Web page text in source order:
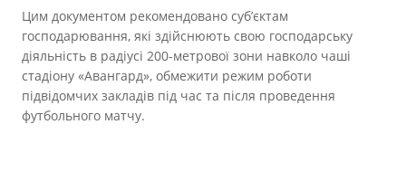
Документи
Цим документом рекомендовано суб’єктам
господарювання, які здійснюють свою господарську
діяльність в радіусі 200-метрової зони навколо чаші
стадіону «Авангард», обмежити режим роботи
підвідомчих закладів під час та після проведення
футбольного матчу.